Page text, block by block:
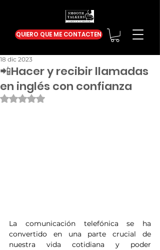
QUIERO QUE ME CONTACTEN
📲Hacer y recibir llamadas
en inglés con confianza
18 dic 2023
Obtuvo NaN de 5 estrellas.
La comunicación telefónica se ha
convertido en una parte crucial de
nuestra vida cotidiana y poder